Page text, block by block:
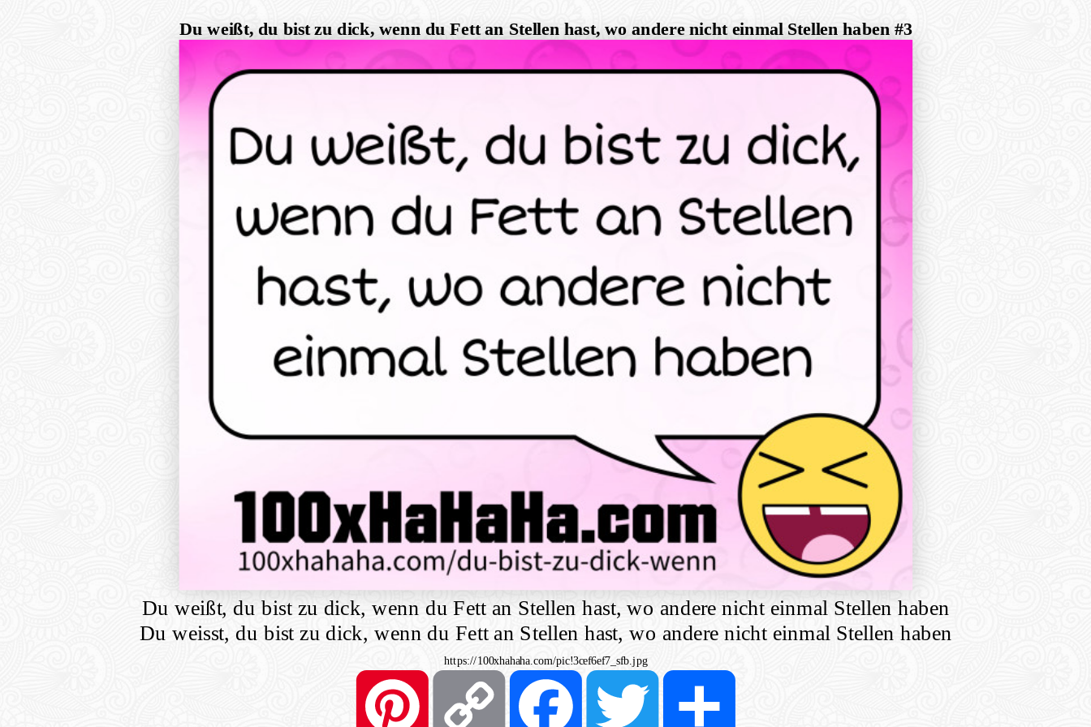
Du weißt, du bist zu dick, wenn du Fett an Stellen hast, wo andere nicht einmal Stellen haben #3
Du weißt, du bist zu dick, wenn du Fett an Stellen hast, wo andere nicht einmal Stellen haben
Du weisst, du bist zu dick, wenn du Fett an Stellen hast, wo andere nicht einmal Stellen haben
https://100xhahaha.com/pic!3cef6ef7_sfb.jpg
PinterestCopy
Link
FacebookTwitter Share